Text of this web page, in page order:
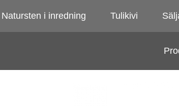
Natursten i inredning Tulikivi